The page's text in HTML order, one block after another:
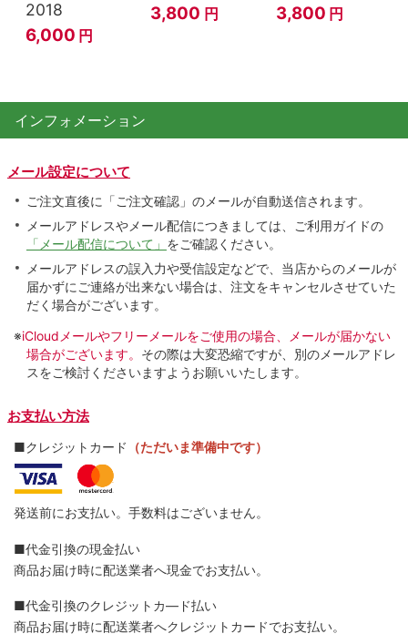
2018
6,000 円
3,800 円 3,800 円
インフォメーション
メール設定について
ご注文直後に「ご注文確認」のメールが自動送信されます。
メールアドレスやメール配信につきましては、ご利用ガイドの
「メール配信について」 をご確認ください。
メールアドレスの誤入力や受信設定などで、当店からのメールが
届かずにご連絡が出来ない場合は、注文をキャンセルさせていた
だく場合がございます。
※iCloudメールやフリーメールをご使用の場合、メールが届かない
場合がございます。 その際は大変恐縮ですが、別のメールアドレ
スをご検討くださいますようお願いいたします。
お支払い方法
■クレジットカード （ただいま準備中です）
発送前にお支払い。手数料はございません。
■代金引換の現金払い
商品お届け時に配送業者へ現金でお支払い。
■代金引換のクレジットカ―ド払い
商品お届け時に配送業者へクレジットカードでお支払い。